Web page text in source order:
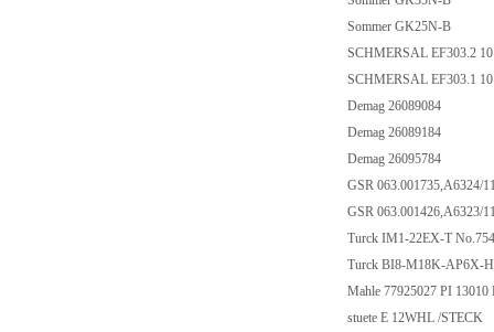
Sommer GK25N-B
SCHMERSAL EF303.2
SCHMERSAL EF303.1
Demag 26089084
Demag 26089184
Demag 26095784
GSR 063.001735,A6324/
GSR 063.001426,A6323/
Turck IM1-22EX-T
Turck BI8-M18K-AP6X-
Mahle 77925027 PI
stuete E 12WHL /STECK